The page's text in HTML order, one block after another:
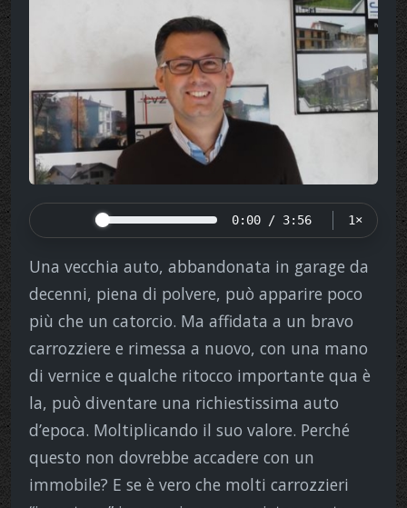
0:00 / 3:56 1×
Una vecchia auto, abbandonata in garage da
decenni, piena di polvere, può apparire poco
più che un catorcio. Ma affidata a un bravo
carrozziere e rimessa a nuovo, con una mano
di vernice e qualche ritocco importante qua è
la, può diventare una richiestissima auto
d’epoca. Moltiplicando il suo valore. Perché
questo non dovrebbe accadere con un
immobile? E se è vero che molti carrozzieri